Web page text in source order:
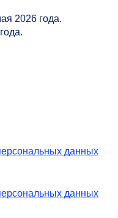
2026 года.
данных
данных